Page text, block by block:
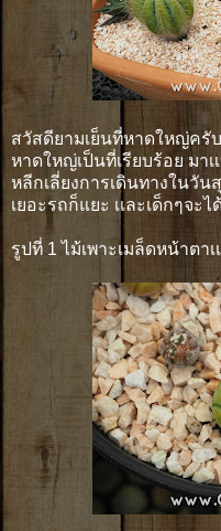
สวัสดียามเย็นที่หาดใหญ่ครั
หาดใหญ่เป็นที่เรียบร้อย มาเ
หลีกเลี่ยงการเดินทางในวั
เยอะรถก็แยะ เเละเด็กๆจะ
รูปที่ 1 ไม้เพาะเมล็ดหน้าตา